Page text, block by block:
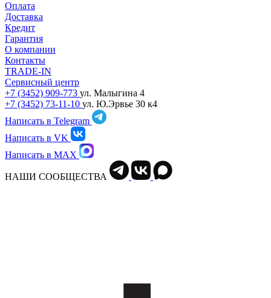
Оплата
Доставка
Кредит
Гарантия
О компании
Контакты
TRADE-IN
Сервисный центр
+7 (3452) 909-773 ул. Малыгина 4
+7 (3452) 73-11-10 ул. Ю.Эрвье 30 к4
Написать в Telegram
Написать в VK
Написать в MAX
НАШИ СООБЩЕСТВА